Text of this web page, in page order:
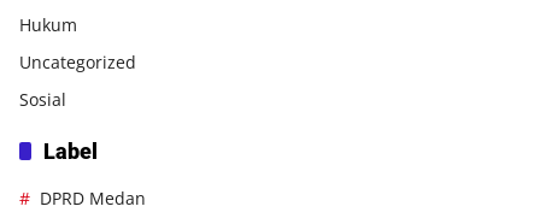
Hukum
Uncategorized
Sosial
Label
DPRD Medan